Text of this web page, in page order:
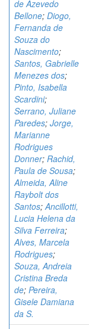
de Azevedo
Bellone; Diogo,
Fernanda de
Souza do
Nascimento;
Santos, Gabrielle
Menezes dos;
Pinto, Isabella
Scardini;
Serrano, Juliane
Paredes; Jorge,
Marianne
Rodrigues
Donner; Rachid,
Paula de Sousa;
Almeida, Aline
Raybolt dos
Santos;Ancillotti,
Lucia Helena da
Silva Ferreira;
Alves, Marcela
Rodrigues;
Souza, Andreia
Cristina Breda
de; Pereira,
Gisele Damiana
da S.